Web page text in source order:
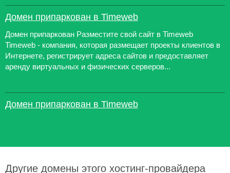
Домен припаркован в Timeweb
Домен припаркован Разместите свой сайт в Timeweb
Timeweb - компания, которая размещает проекты клиентов в
Интернете, регистрирует адреса сайтов и предоставляет
аренду виртуальных и физических серверов...
Домен припаркован в Timeweb
Другие домены этого хостинг-провайдера